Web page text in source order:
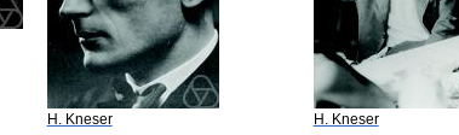
H. Kneser H. Kneser